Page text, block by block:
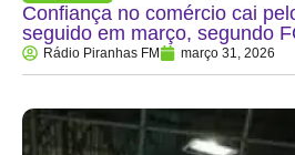
Confiança no comércio cai
seguido em março, segundo
Rádio Piranhas FM março 31, 2026